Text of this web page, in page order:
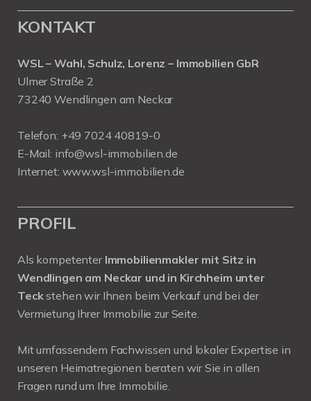
KONTAKT
WSL – Wahl, Schulz, Lorenz – Immobilien GbR
Ulmer Straße 2
73240 Wendlingen am Neckar
Telefon: +49 7024 40819-0
E-Mail: info@wsl-immobilien.de
Internet: www.wsl-immobilien.de
PROFIL
Als kompetenter Immobilienmakler mit Sitz in
Wendlingen am Neckar und in Kirchheim unter
Teckstehen wir Ihnen beim Verkauf und bei der
Vermietung Ihrer Immobilie zur Seite.
Mit umfassendem Fachwissen und lokaler Expertise in
unseren Heimatregionen beraten wir Sie in allen
Fragen rund um Ihre Immobilie.